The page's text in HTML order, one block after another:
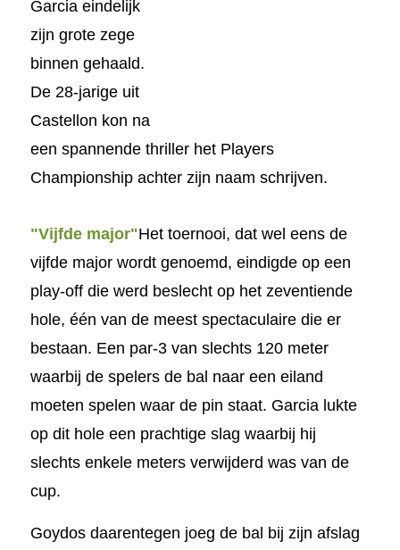
Garcia eindelijk
zijn grote zege
binnen gehaald.
De 28-jarige uit
Castellon kon na
een spannende thriller het Players
Championship achter zijn naam schrijven.
"Vijfde major"Het toernooi, dat wel eens de
vijfde major wordt genoemd, eindigde op een
play-off die werd beslecht op het zeventiende
hole, één van de meest spectaculaire die er
bestaan. Een par-3 van slechts 120 meter
waarbij de spelers de bal naar een eiland
moeten spelen waar de pin staat. Garcia lukte
op dit hole een prachtige slag waarbij hij
slechts enkele meters verwijderd was van de
cup.
Goydos daarentegen joeg de bal bij zijn afslag